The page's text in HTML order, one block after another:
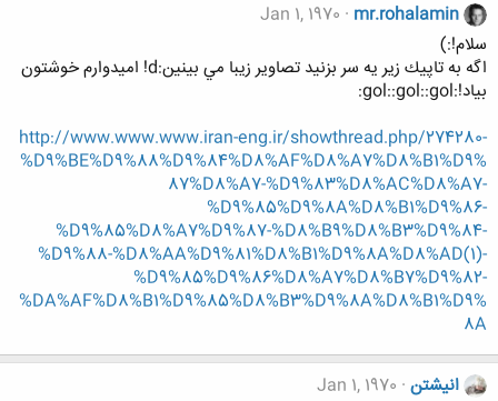
mr.rohalamin
Jan 1, 1970
سلام!:)
اگه به تاپيك زير يه سر بزنيد تصاوير زيبا مي بينين:d! اميدوارم خوشتون
بياد!:gol::gol::gol:
http://www.www.www.iran-eng.ir/showthread.php/274280-
%D9%BE%D9%88%D9%84%D8%AF%D8%A7%D8%B1%D9%
87%D8%A7-%D9%83%D8%AC%D8%A7-
%D9%85%D9%8A%D8%B1%D9%86-
%D9%85%D8%A7%D9%87-%D8%B9%D8%B3%D9%84-
%D9%88-%D8%AA%D9%81%D8%B1%D9%8A%D8%AD(1)-
%D9%85%D9%86%D8%A7%D8%B7%D9%82-
%DA%AF%D8%B1%D9%85%D8%B3%D9%8A%D8%B1%D9%
8A
انیشتن Jan 1, 1970